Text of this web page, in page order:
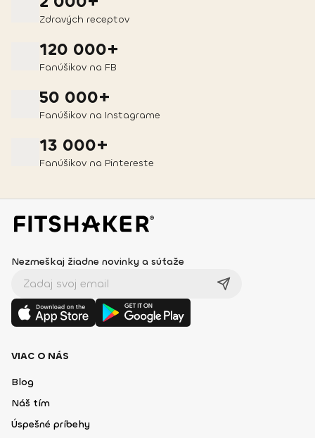
Zdravých receptov
120 000+
Fanúšikov na FB
50 000+
Fanúšikov na Instagrame
13 000+
Fanúšikov na Pintereste
Nezmeškaj žiadne novinky a súťaže
VIAC O NÁS
Blog
Náš tím
Úspešné príbehy